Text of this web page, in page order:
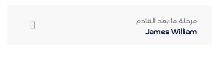
مرحلة ما بعد القادم
James William